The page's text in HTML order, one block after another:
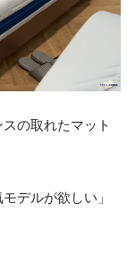
の取れたマット
デルが欲しい」